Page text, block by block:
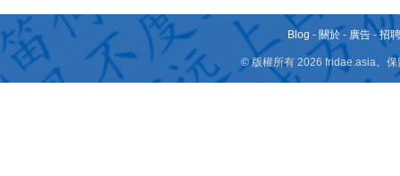
Blog - 關於 - 廣告 -招
© 版權所有 2026 fridae.asia。